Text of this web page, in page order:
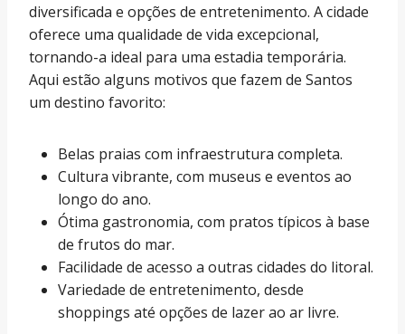
diversificada e opções de entretenimento. A cidade
oferece uma qualidade de vida excepcional,
tornando-a ideal para uma estadia temporária.
Aqui estão alguns motivos que fazem de Santos
um destino favorito:
Belas praias com infraestrutura completa.
Cultura vibrante, com museus e eventos ao
longo do ano.
Ótima gastronomia, com pratos típicos à base
de frutos do mar.
Facilidade de acesso a outras cidades do litoral.
Variedade de entretenimento, desde
shoppings até opções de lazer ao ar livre.